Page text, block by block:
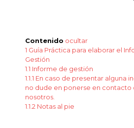
Contenido ocultar
1 Guía Práctica para elaborar el
Gestión
1.1 Informe de gestión
1.1.1 En caso de presentar alguna
no dude en ponerse en contacto
nosotros.
1.1.2 Notas al pie